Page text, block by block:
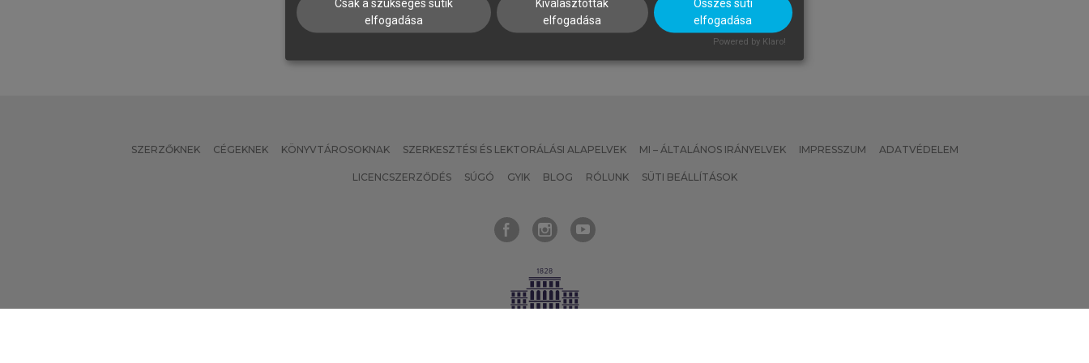
SZERZŐKNEK CÉGEKNEK KÖNYVTÁROSOKNAK SZERKESZTÉSI ÉS LEKTORÁLÁSI ALAPELVEK MI – ÁLTALÁNOS IRÁNYELVEK IMPRESSZUM ADATVÉDELEM
LICENCSZERZŐDÉS SÚGÓ GYIK BLOG RÓLUNK SÜTI BEÁLLÍTÁSOK
Csak a szükséges sütik
elfogadása
Kiválasztottak
elfogadása
Összes süti
elfogadása
Powered by Klaro!